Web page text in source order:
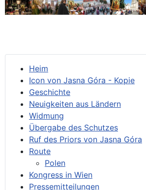
Heim
Icon von Jasna Góra - Kopie
Geschichte
Neuigkeiten aus Ländern
Widmung
Übergabe des Schutzes
Ruf des Priors von Jasna Góra
Route
Polen
Kongress in Wien
Pressemitteilungen